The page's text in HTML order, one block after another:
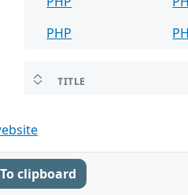
PHP
TITLE
To clipboard